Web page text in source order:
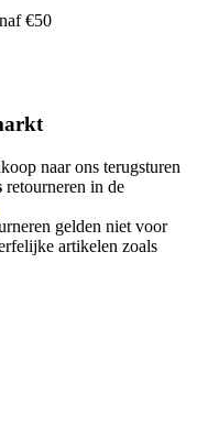
€50
naar ons terugsturen
retourneren in de
gelden niet voor
artikelen zoals